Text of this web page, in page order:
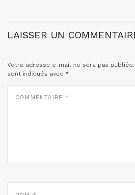
LAISSER UN
Votre adresse e-mail ne sera pas publiée.
sont indiqués avec *